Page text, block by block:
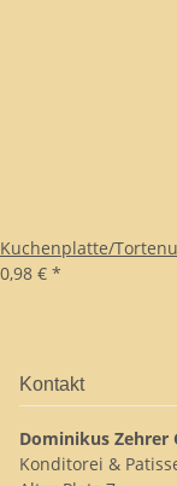
Kuchenplatte/
0,98 € *
Kontakt
Dominikus Zehrer
Konditorei &